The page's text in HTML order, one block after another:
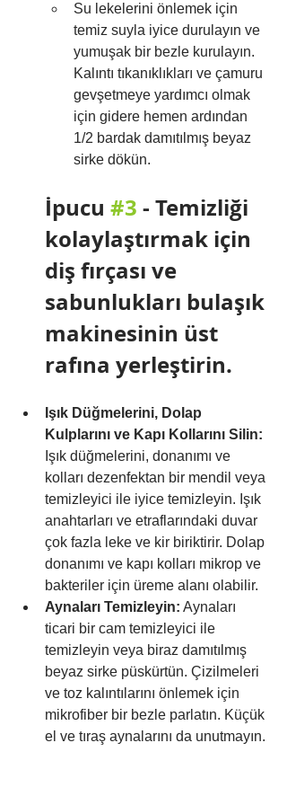
Su lekelerini önlemek için
temiz suyla iyice durulayın ve
yumuşak bir bezle kurulayın.
Kalıntı tıkanıklıkları ve çamuru
gevşetmeye yardımcı olmak
için gidere hemen ardından
1/2 bardak damıtılmış beyaz
sirke dökün.
İpucu #3 - Temizliği
kolaylaştırmak için
diş fırçası ve
sabunlukları bulaşık
makinesinin üst
rafına yerleştirin.
Işık Düğmelerini, Dolap
Kulplarını ve Kapı Kollarını Silin:
Işık düğmelerini, donanımı ve
kolları dezenfektan bir mendil veya
temizleyici ile iyice temizleyin. Işık
anahtarları ve etraflarındaki duvar
çok fazla leke ve kir biriktirir. Dolap
donanımı ve kapı kolları mikrop ve
bakteriler için üreme alanı olabilir.
Aynaları Temizleyin: Aynaları
ticari bir cam temizleyici ile
temizleyin veya biraz damıtılmış
beyaz sirke püskürtün. Çizilmeleri
ve toz kalıntılarını önlemek için
mikrofiber bir bezle parlatın. Küçük
el ve tıraş aynalarını da unutmayın.